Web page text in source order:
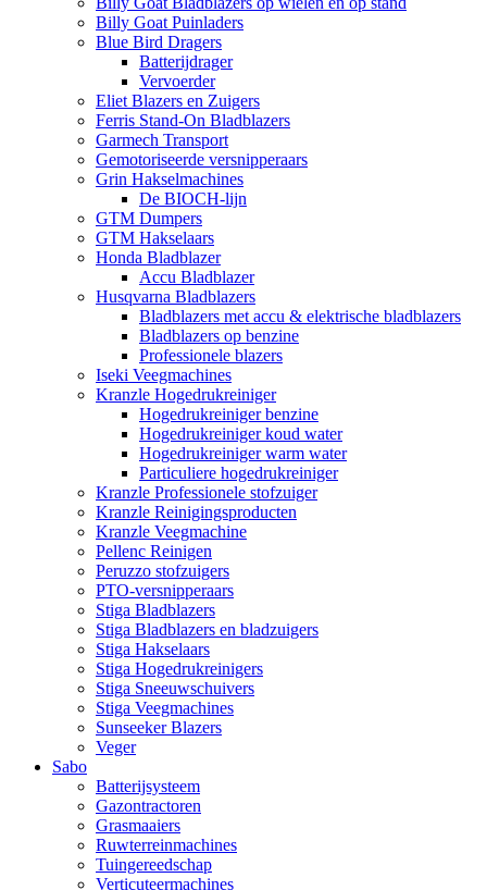
Billy Goat Puinladers
Blue Bird Dragers
Batterijdrager
Vervoerder
Eliet Blazers en Zuigers
Ferris Stand-On Bladblazers
Garmech Transport
Gemotoriseerde versnipperaars
Grin Hakselmachines
De BIOCH-lijn
GTM Dumpers
GTM Hakselaars
Honda Bladblazer
Accu Bladblazer
Husqvarna Bladblazers
Bladblazers met accu & elektrische bladblazers
Bladblazers op benzine
Professionele blazers
Iseki Veegmachines
Kranzle Hogedrukreiniger
Hogedrukreiniger benzine
Hogedrukreiniger koud water
Hogedrukreiniger warm water
Particuliere hogedrukreiniger
Kranzle Professionele stofzuiger
Kranzle Reinigingsproducten
Kranzle Veegmachine
Pellenc Reinigen
Peruzzo stofzuigers
PTO-versnipperaars
Stiga Bladblazers
Stiga Bladblazers en bladzuigers
Stiga Hakselaars
Stiga Hogedrukreinigers
Stiga Sneeuwschuivers
Stiga Veegmachines
Sunseeker Blazers
Veger
Sabo
Batterijsysteem
Gazontractoren
Grasmaaiers
Ruwterreinmachines
Tuingereedschap
Verticuteermachines